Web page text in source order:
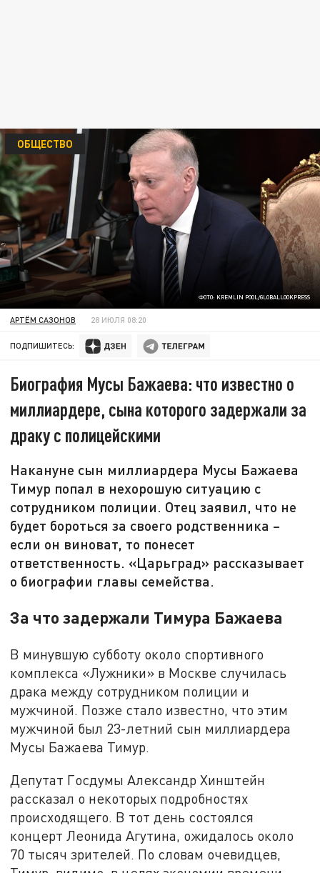
ФОТО: KREMLIN POOL/GLOBALLOOKPRESS
ОБЩЕСТВО
АРТЁМ САЗОНОВ 28 ИЮЛЯ 08:20
ПОДПИШИТЕСЬ:
Биография Мусы Бажаева: что известно о
миллиардере, сына которого задержали за
драку с полицейскими
Накануне сын миллиардера Мусы Бажаева
Тимур попал в нехорошую ситуацию с
сотрудником полиции. Отец заявил, что не
будет бороться за своего родственника –
если он виноват, то понесет
ответственность. «Царьград» рассказывает
о биографии главы семейства.
За что задержали Тимура Бажаева
В минувшую субботу около спортивного
комплекса «Лужники» в Москве случилась
драка между сотрудником полиции и
мужчиной. Позже стало известно, что этим
мужчиной был 23-летний сын миллиардера
Мусы Бажаева Тимур.
Депутат Госдумы Александр Хинштейн
рассказал о некоторых подробностях
происходящего. В тот день состоялся
концерт Леонида Агутина, ожидалось около
70 тысяч зрителей. По словам очевидцев,